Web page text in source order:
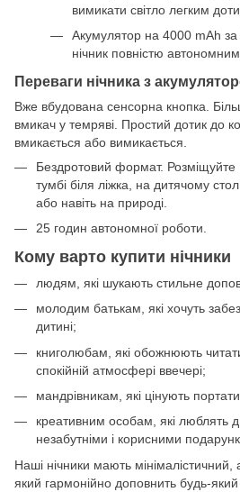
вимикати світло легким
Акумулятор на 4000 mAh за
нічник повністю автономним.
Переваги нічника з
Вже вбудована сенсорна кнопка.
вмикач у темряві. Простий дотик до
вмикається або вимикається.
Бездротовий формат. Розміщуйте
тумбі біля ліжка, на дитячому
або навіть на природі.
25 годин автономної роботи.
Кому варто купити нічники
людям, які шукають стильне
молодим батькам, які хочуть
дитині;
книголюбам, які обожнюють
спокійній атмосфері ввечері;
мандрівникам, які цінують
креативним особам, які люблять
незабутніми і корисними
Наші нічники мають мінімалістичний,
який гармонійно доповнить будь-який